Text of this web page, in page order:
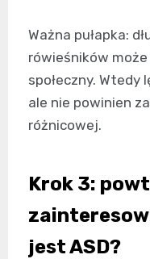
Ważna pułapka:
rówieśników
społeczny. Wtedy
ale nie powinien
różnicowej.
Krok 3:
jest ASD?